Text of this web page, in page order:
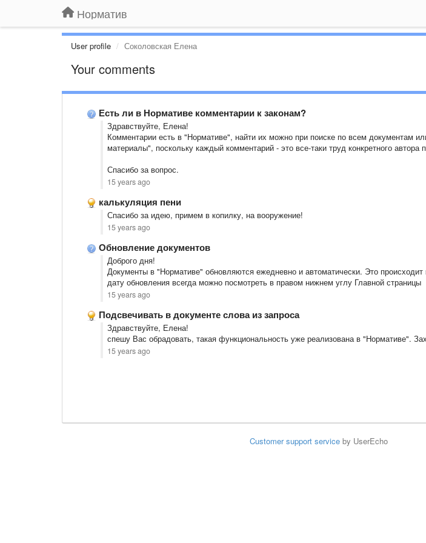
Норматив
User profile Соколовская Елена
Your comments
Есть ли в Нормативе комментарии к законам?
Здравствуйте, Елена!
Комментарии есть в "Нормативе", найти их можно при поиске по всем документам
материалы", поскольку каждый комментарий - это все-таки труд конкретного автора
Спасибо за вопрос.
15 years ago
калькуляция пени
Спасибо за идею, примем в копилку, на вооружение!
15 years ago
Обновление документов
Доброго дня!
Документы в "Нормативе" обновляются ежедневно и автоматически. Это происходит
дату обновления всегда можно посмотреть в правом нижнем углу Главной
15 years ago
Подсвечивать в документе слова из запроса
Здравствуйте, Елена!
спешу Вас обрадовать, такая функциональность уже реализована в "Нормативе".
15 years ago
Customer support serviceby UserEcho